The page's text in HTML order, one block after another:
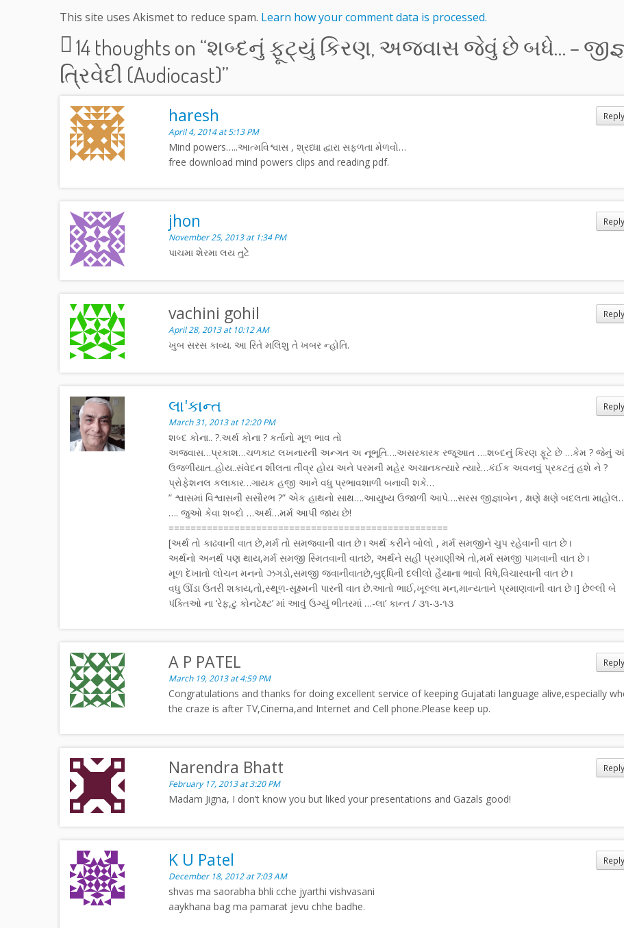
This site uses Akismet to reduce spam. Learn how your comment data is processed.
14 thoughts on “શબ્દનું ફૂટ્યું કિરણ, અજવાસ જેવું છે બધે… –
ત્રિવેદી (Audiocast)”
Reply
haresh
April 4, 2014 at 5:13 PM
Mind powers…..આત્મવિશ્વાસ , શ્રધ્ધા દ્વારા સફળતા મેળવો…
free download mind powers clips and reading pdf.
Reply
jhon
November 25, 2013 at 1:34 PM
પાચમા શેરમા લય તુટેે
Reply
vachini gohil
April 28, 2013 at 10:12 AM
ખુબ સરસ કાવ્ય. આ રિતે મલિશુ તે ખબર ન્હોતિ.
Reply
લા'કાન્ત
March 31, 2013 at 12:20 PM
શબ્દ કોના.. ?.અર્થ કોના ? કર્તાનો મૂળ ભાવ તો
અજવાસ…પ્રકાશ…ચળકાટ લખનારની અન્ગત અ નૂભૂતિ….અસરકારક રજૂઆત ….શબ્દનું કિરણ ફૂટે છે …કેમ ? જેનું
ઉજળીયાત..હોય..સંવેદન શીલતા તીવ્ર હોય અને પરમની મહેર અચાનકત્યારે ત્યારે…કંઈક અવનવું પ્રકટતું હશે ને ?
પ્રોફેશનલ કલાકાર…ગાયક હજી આને વધુ પ્રભાવશાળી બનાવી શકે…
” શ્વાસમાં વિશ્વાસની સસૌરભ ?” એક હાથનો સાથ….આયુષ્ય ઉજાળી આપે….સરસ જીજ્ઞાબેન , ક્ષણે ક્ષણે બદલતા
…. જુઓ કેવા શબ્દો …અર્થ…મર્મ આપી જાય છે!
===================================================
[અર્થ તો કાઢવાની વાત છે,મર્મ તો સમજવાની વાત છે। અર્થ કરીને બોલો , મર્મ સમજીને ચુપ રહેવાની વાત છે।
અર્થનો અનર્થ પણ થાય,મર્મ સમજી સ્મિતવાની વાતછે, અર્થને સહી પ્રમાણીએ તો,મર્મ સમજી પામવાની વાત છે।
મૂળ દેખાતો લોચન મનનો ઝગડો,સમજી જવાનીવાતછે,બુદ્ધિની દલીલો હૈયાના ભાવો વિષે,વિચારવાની વાત છે।
વધુ ઊંડા ઉતરી શકાય,તો,સ્થૂળ-સૂક્ષ્મની પારની વાત છે.આતો ભાઈ,ખૂલ્લા મન,માન્યતાને પ્રમાણવાની વાત છે।] છેલ્લી બે
પંક્તિઓ ના ‘રેફ,ટુ કોનટેક્ષ્ટ’ માં આવું ઉગ્યું ભીતરમાં …-લા’ કાન્ત / ૩૧-૩-૧૩
Reply
A P PATEL
March 19, 2013 at 4:59 PM
Congratulations and thanks for doing excellent service of keeping Gujatati language alive,especially
the craze is after TV,Cinema,and Internet and Cell phone.Please keep up.
Reply
Narendra Bhatt
February 17, 2013 at 3:20 PM
Madam Jigna, I don’t know you but liked your presentations and Gazals good!
Reply
K U Patel
December 18, 2012 at 7:03 AM
shvas ma saorabha bhli cche jyarthi vishvasani
aaykhana bag ma pamarat jevu chhe badhe.